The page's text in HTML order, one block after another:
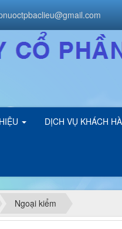
DỊCH VỤ KHÁCH
Ngoại kiểm